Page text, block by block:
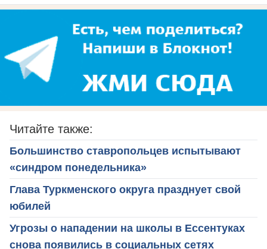
Читайте также:
Большинство ставропольцев испытывают
«синдром понедельника»
Глава Туркменского округа празднует свой
юбилей
Угрозы о нападении на школы в Ессентуках
снова появились в социальных сетях